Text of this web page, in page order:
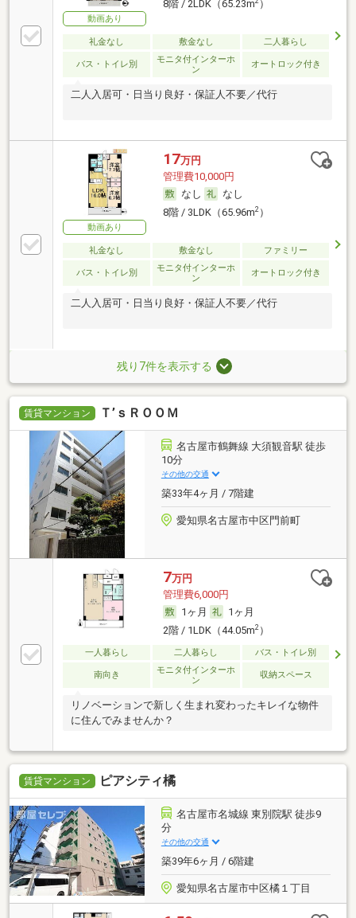
動画あり
8階 / 2LDK（65.23m ）
礼金なし 敷金なし 二人暮らし
バス・トイレ別
モニタ付インターホ
ン
オートロック付き
二人入居可・日当り良好・保証人不要／代行
動画あり
17万円
管理費10,000円
なし
なし
8階 / 3LDK（65.96m2）
礼金なし 敷金なし ファミリー
バス・トイレ別
モニタ付インターホ
ン
オートロック付き
二人入居可・日当り良好・保証人不要／代行
残り7件を表示する
賃貸マンション Ｔ’ｓＲＯＯＭ
名古屋市鶴舞線 大須観音駅 徒歩
10分
その他の交通
築33年4ヶ月 / 7階建
愛知県名古屋市中区門前町
7万円
管理費6,000円
1ヶ月
1ヶ月
2階 / 1LDK（44.05m2）
一人暮らし 二人暮らし バス・トイレ別
南向き
モニタ付インターホ
ン
収納スペース
リノベーションで新しく生まれ変わったキレイな物件
に住んでみませんか？
賃貸マンション ピアシティ橘
名古屋市名城線 東別院駅 徒歩9
分
その他の交通
築39年6ヶ月 / 6階建
愛知県名古屋市中区橘１丁目